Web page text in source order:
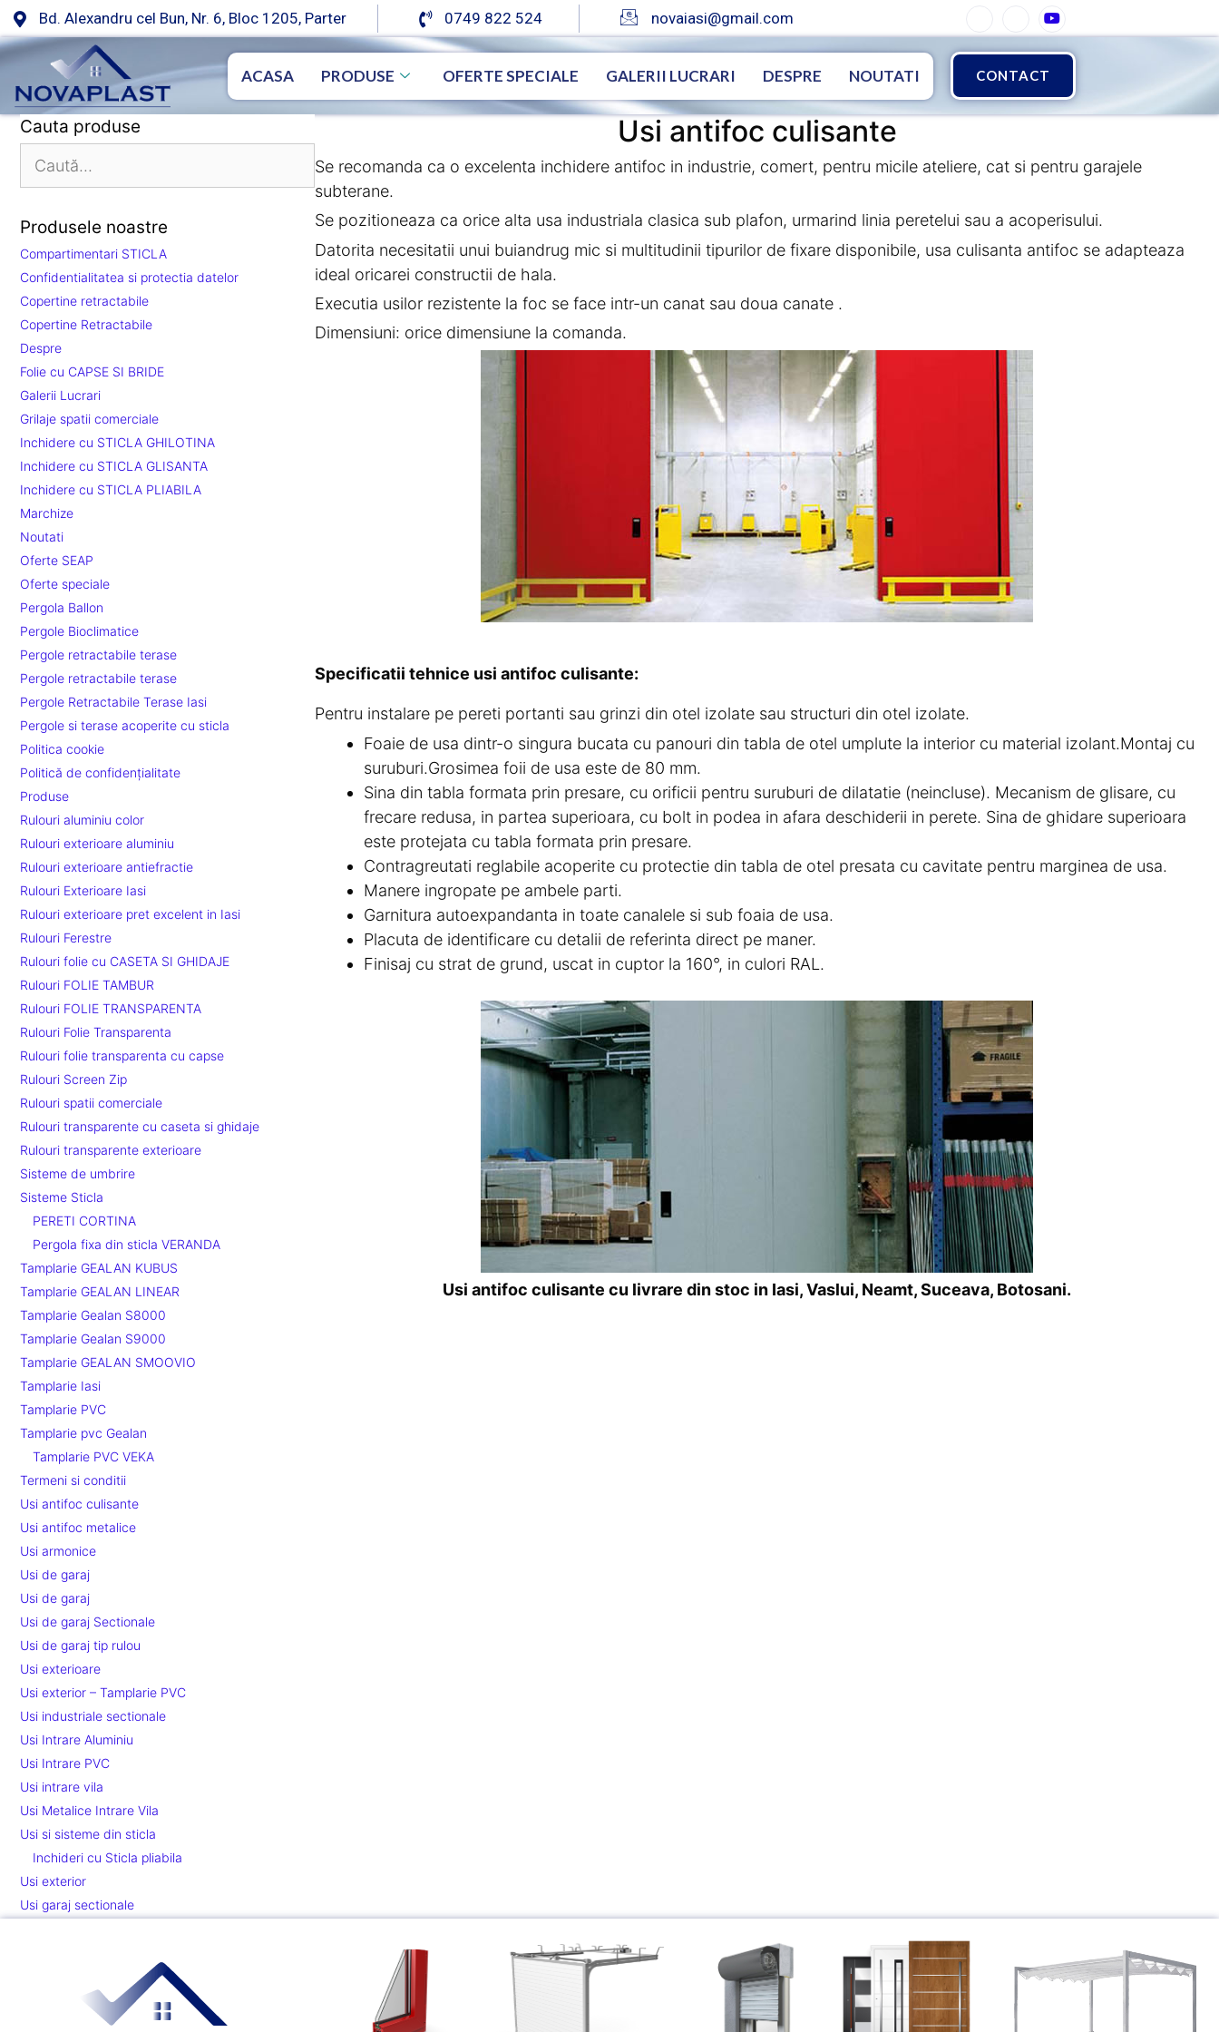
Bd. Alexandru cel Bun, Nr. 6, Bloc 1205, Parter 0749 822 524 novaiasi@gmail.com
ACASA PRODUSE OFERTE SPECIALE GALERII LUCRARI DESPRE NOUTATI CONTACT
Usi antifoc culisante
Se recomanda ca o excelenta inchidere antifoc in industrie, comert, pentru micile ateliere, cat si pentru garajele
subterane.
Se pozitioneaza ca orice alta usa industriala clasica sub plafon, urmarind linia peretelui sau a acoperisului.
Datorita necesitatii unui buiandrug mic si multitudinii tipurilor de fixare disponibile, usa culisanta antifoc se adapteaza
ideal oricarei constructii de hala.
Executia usilor rezistente la foc se face intr-un canat sau doua canate .
Dimensiuni: orice dimensiune la comanda.
Specificatii tehnice usi antifoc culisante:
Pentru instalare pe pereti portanti sau grinzi din otel izolate sau structuri din otel izolate.
Foaie de usa dintr-o singura bucata cu panouri din tabla de otel umplute la interior cu material izolant.Montaj cu
suruburi.Grosimea foii de usa este de 80 mm.
Sina din tabla formata prin presare, cu orificii pentru suruburi de dilatatie (neincluse). Mecanism de glisare, cu
frecare redusa, in partea superioara, cu bolt in podea in afara deschiderii in perete. Sina de ghidare superioara
este protejata cu tabla formata prin presare.
Contragreutati reglabile acoperite cu protectie din tabla de otel presata cu cavitate pentru marginea de usa.
Manere ingropate pe ambele parti.
Garnitura autoexpandanta in toate canalele si sub foaia de usa.
Placuta de identificare cu detalii de referinta direct pe maner.
Finisaj cu strat de grund, uscat in cuptor la 160°, in culori RAL.
Usi antifoc culisante cu livrare din stoc in Iasi, Vaslui, Neamt, Suceava, Botosani.
Cauta produse
Produsele noastre
Compartimentari STICLA
Confidentialitatea si protectia datelor
Copertine retractabile
Copertine Retractabile
Despre
Folie cu CAPSE SI BRIDE
Galerii Lucrari
Grilaje spatii comerciale
Inchidere cu STICLA GHILOTINA
Inchidere cu STICLA GLISANTA
Inchidere cu STICLA PLIABILA
Marchize
Noutati
Oferte SEAP
Oferte speciale
Pergola Ballon
Pergole Bioclimatice
Pergole retractabile terase
Pergole retractabile terase
Pergole Retractabile Terase Iasi
Pergole si terase acoperite cu sticla
Politica cookie
Politică de confidențialitate
Produse
Rulouri aluminiu color
Rulouri exterioare aluminiu
Rulouri exterioare antiefractie
Rulouri Exterioare Iasi
Rulouri exterioare pret excelent in Iasi
Rulouri Ferestre
Rulouri folie cu CASETA SI GHIDAJE
Rulouri FOLIE TAMBUR
Rulouri FOLIE TRANSPARENTA
Rulouri Folie Transparenta
Rulouri folie transparenta cu capse
Rulouri Screen Zip
Rulouri spatii comerciale
Rulouri transparente cu caseta si ghidaje
Rulouri transparente exterioare
Sisteme de umbrire
Sisteme Sticla
PERETI CORTINA
Pergola fixa din sticla VERANDA
Tamplarie GEALAN KUBUS
Tamplarie GEALAN LINEAR
Tamplarie Gealan S8000
Tamplarie Gealan S9000
Tamplarie GEALAN SMOOVIO
Tamplarie Iasi
Tamplarie PVC
Tamplarie pvc Gealan
Tamplarie PVC VEKA
Termeni si conditii
Usi antifoc culisante
Usi antifoc metalice
Usi armonice
Usi de garaj
Usi de garaj
Usi de garaj Sectionale
Usi de garaj tip rulou
Usi exterioare
Usi exterior – Tamplarie PVC
Usi industriale sectionale
Usi Intrare Aluminiu
Usi Intrare PVC
Usi intrare vila
Usi Metalice Intrare Vila
Usi si sisteme din sticla
Inchideri cu Sticla pliabila
Usi exterior
Usi garaj sectionale